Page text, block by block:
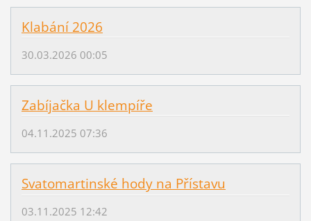
Klabání 2026
30.03.2026 00:05
Zabíjačka U klempíře
04.11.2025 07:36
Svatomartinské hody na Přístavu
03.11.2025 12:42